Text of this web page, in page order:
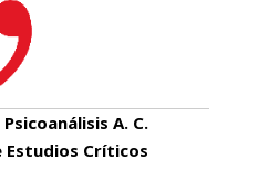
A. C.
Críticos